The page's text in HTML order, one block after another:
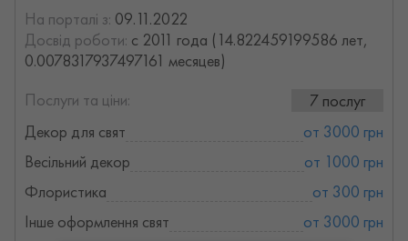
На порталі з: 09.11.2022
Досвід роботи: с 2011 года (14.822459199586 лет,
0.0078317937497161 месяцев)
Послуги та ціни:
7 послуг
Декор для свят
от 3000 грн
Весільний декор
от 1000 грн
Флористика
от 300 грн
Інше оформлення свят
от 3000 грн